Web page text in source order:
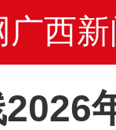
广西新